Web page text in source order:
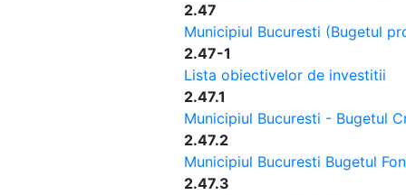
2.47
Municipiul Bucuresti (Bugetul
2.47-1
Lista obiectivelor de investitii
2.47.1
Municipiul Bucuresti - Bugetul
2.47.2
Municipiul Bucuresti Bugetul
2.47.3